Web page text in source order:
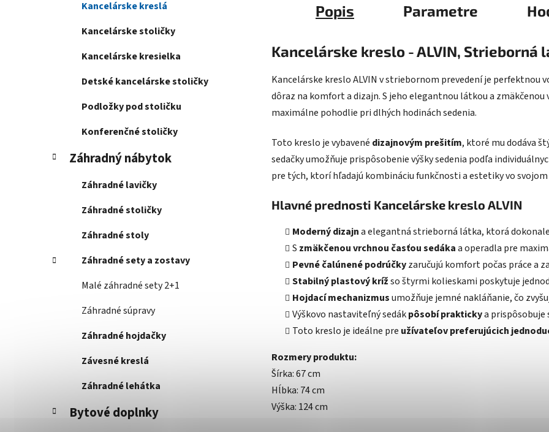
Kancelárske kreslá
Kancelárske stoličky
Kancelárske kresielka
Detské kancelárske stoličky
Podložky pod stoličku
Konferenčné stoličky
Záhradný nábytok
Záhradné lavičky
Záhradné stoličky
Záhradné stoly
Záhradné sety a zostavy
Malé záhradné sety 2+1
Záhradné súpravy
Záhradné hojdačky
Závesné kreslá
Záhradné lehátka
Bytové doplnky
Popis Parametre
Kancelárske kreslo - ALVIN, Strieborná
Kancelárske kreslo ALVIN v striebornom prevedení je perfektnou
dôraz na komfort a dizajn. S jeho elegantnou látkou a
maximálne pohodlie pri dlhých hodinách sedenia.
Toto kreslo je vybavené dizajnovým prešitím, ktoré mu dodáva
sedačky umožňuje prispôsobenie výšky sedenia podľa
pre tých, ktorí hľadajú kombináciu funkčnosti a estetiky vo
Hlavné prednosti Kancelárske kreslo ALVIN
Moderný dizajna elegantná strieborná látka, ktorá
S zmäkčenou vrchnou časťou sedákaa operadla pre
Pevné čalúnené podrúčkyzaručujú komfort počas práce a
Stabilný plastový krížso štyrmi kolieskami poskytuje
Hojdací mechanizmusumožňuje jemné nakláňanie, čo
Výškovo nastaviteľný sedákpôsobí praktickya prispôsobuje
Toto kreslo je ideálne pre užívateľov preferujúcich
Rozmery produktu:
Šírka: 67 cm
Hĺbka: 74 cm
Výška: 124 cm